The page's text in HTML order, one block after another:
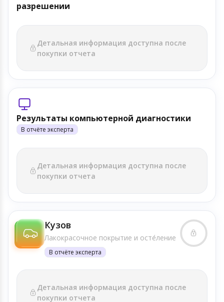
разрешении
Детальная информация доступна после
покупки отчета
Результаты компьютерной диагностики
В отчёте эксперта
Детальная информация доступна после
покупки отчета
Кузов
Лакокрасочное покрытие и осте́ление
В отчёте эксперта
Детальная информация доступна после
покупки отчета